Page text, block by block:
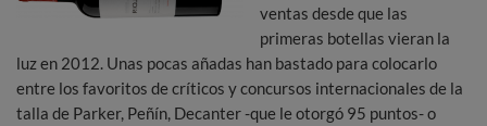
ventas desde que las
primeras botellas vieran la
luz en 2012. Unas pocas añadas han bastado para colocarlo
entre los favoritos de críticos y concursos internacionales de la
talla de Parker, Peñín, Decanter -que le otorgó 95 puntos- o